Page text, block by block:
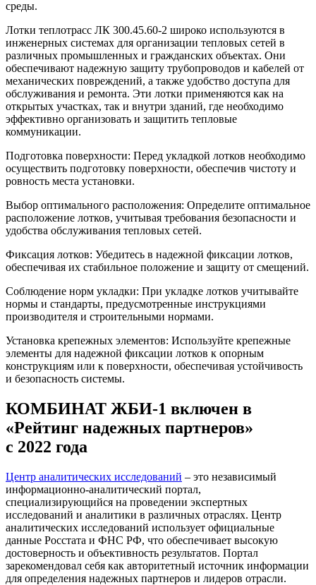
среды.
Лотки теплотрасс ЛК 300.45.60-2 широко используются в
инженерных системах для организации тепловых сетей в
различных промышленных и гражданских объектах. Они
обеспечивают надежную защиту трубопроводов и кабелей от
механических повреждений, а также удобство доступа для
обслуживания и ремонта. Эти лотки применяются как на
открытых участках, так и внутри зданий, где необходимо
эффективно организовать и защитить тепловые
коммуникации.
Подготовка поверхности: Перед укладкой лотков необходимо
осуществить подготовку поверхности, обеспечив чистоту и
ровность места установки.
Выбор оптимального расположения: Определите оптимальное
расположение лотков, учитывая требования безопасности и
удобства обслуживания тепловых сетей.
Фиксация лотков: Убедитесь в надежной фиксации лотков,
обеспечивая их стабильное положение и защиту от смещений.
Соблюдение норм укладки: При укладке лотков учитывайте
нормы и стандарты, предусмотренные инструкциями
производителя и строительными нормами.
Установка крепежных элементов: Используйте крепежные
элементы для надежной фиксации лотков к опорным
конструкциям или к поверхности, обеспечивая устойчивость
и безопасность системы.
КОМБИНАТ ЖБИ-1 включен в
«Рейтинг надежных партнеров»
с 2022 года
Центр аналитических исследований – это независимый
информационно-аналитический портал,
специализирующийся на проведении экспертных
исследований и аналитики в различных отраслях. Центр
аналитических исследований использует официальные
данные Росстата и ФНС РФ, что обеспечивает высокую
достоверность и объективность результатов. Портал
зарекомендовал себя как авторитетный источник информации
для определения надежных партнеров и лидеров отрасли.